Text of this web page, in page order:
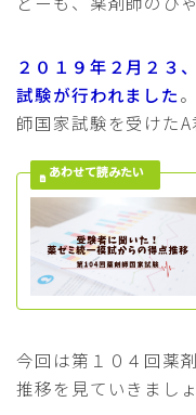
２０１９年２月２３
試験が行われました
師国家試験を受けた
今回は第１０４回薬
推移を見ていきましょ